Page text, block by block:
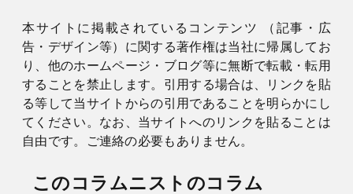
本サイトに掲載されているコンテンツ （記事・広
告・デザイン等）に関する著作権は当社に帰属してお
り、他のホームページ・ブログ等に無断で転載・転用
することを禁止します。引用する場合は、リンクを貼
る等して当サイトからの引用であることを明らかにし
てください。なお、当サイトへのリンクを貼ることは
自由です。ご連絡の必要もありません。
このコラムニストのコラム